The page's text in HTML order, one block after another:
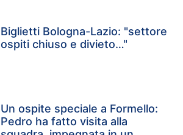
Biglietti Bologna-Lazio: "settore
ospiti chiuso e divieto…"
Un ospite speciale a Formello:
Pedro ha fatto visita alla